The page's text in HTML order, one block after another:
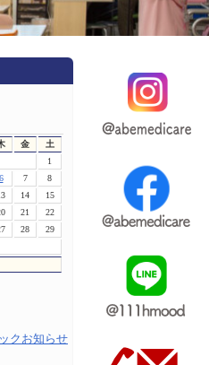
金 土
1
6 7
8
14
15
21
22
28
29
クお知らせ